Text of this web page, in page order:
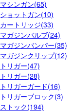
マシンガン(65)
ショットガン(10)
カートリッジ(33)
マガジンバルブ(24)
マガジンバンパー(35)
マガジンクリップ(12)
トリガー(47)
トリガー(28)
トリガーガード(16)
トリガーブロック(3)
ストック(194)